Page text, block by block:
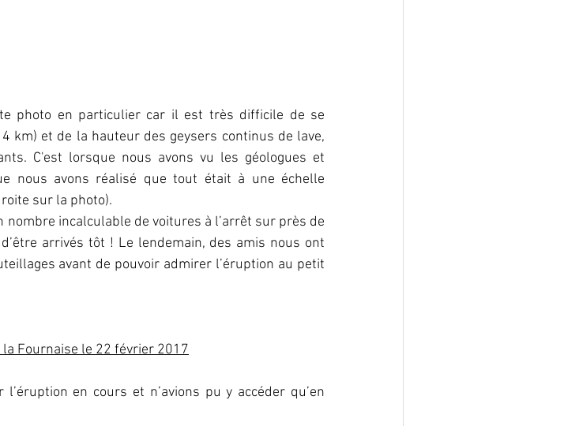
photo en particulier car il est très difficile de se
km) et de la hauteur des geysers continus de lave,
C'est lorsque nous avons vu les géologues et
nous avons réalisé que tout était à une échelle
sur la photo).
incalculable de voitures à l’arrêt sur près de
arrivés tôt ! Le lendemain, des amis nous ont
avant de pouvoir admirer l’éruption au petit
Fournaise le 22 février 2017
en cours et n’avions pu y accéder qu’en